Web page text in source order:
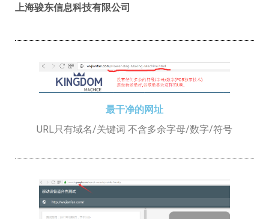
上海骏东信息科技有限公司
最干净的网址
URL只有域名/关键词 不含多余字母/数字/符号